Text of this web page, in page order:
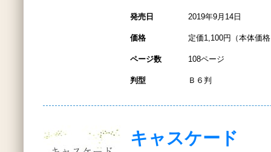
発売日 2019年9月14日
価格 定価1,100円（本体価
ページ数 108ページ
判型 Ｂ６判
キャスケード